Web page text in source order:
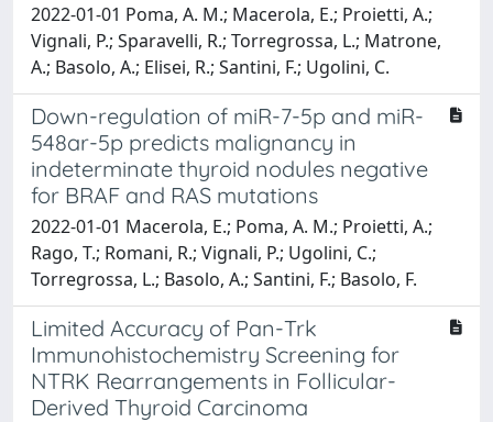
2022-01-01 Poma, A. M.; Macerola, E.; Proietti, A.;
Vignali, P.; Sparavelli, R.; Torregrossa, L.; Matrone,
A.; Basolo, A.; Elisei, R.; Santini, F.; Ugolini, C.
Down-regulation of miR-7-5p and miR-
548ar-5p predicts malignancy in
indeterminate thyroid nodules negative
for BRAF and RAS mutations
2022-01-01 Macerola, E.; Poma, A. M.; Proietti, A.;
Rago, T.; Romani, R.; Vignali, P.; Ugolini, C.;
Torregrossa, L.; Basolo, A.; Santini, F.; Basolo, F.
Limited Accuracy of Pan-Trk
Immunohistochemistry Screening for
NTRK Rearrangements in Follicular-
Derived Thyroid Carcinoma